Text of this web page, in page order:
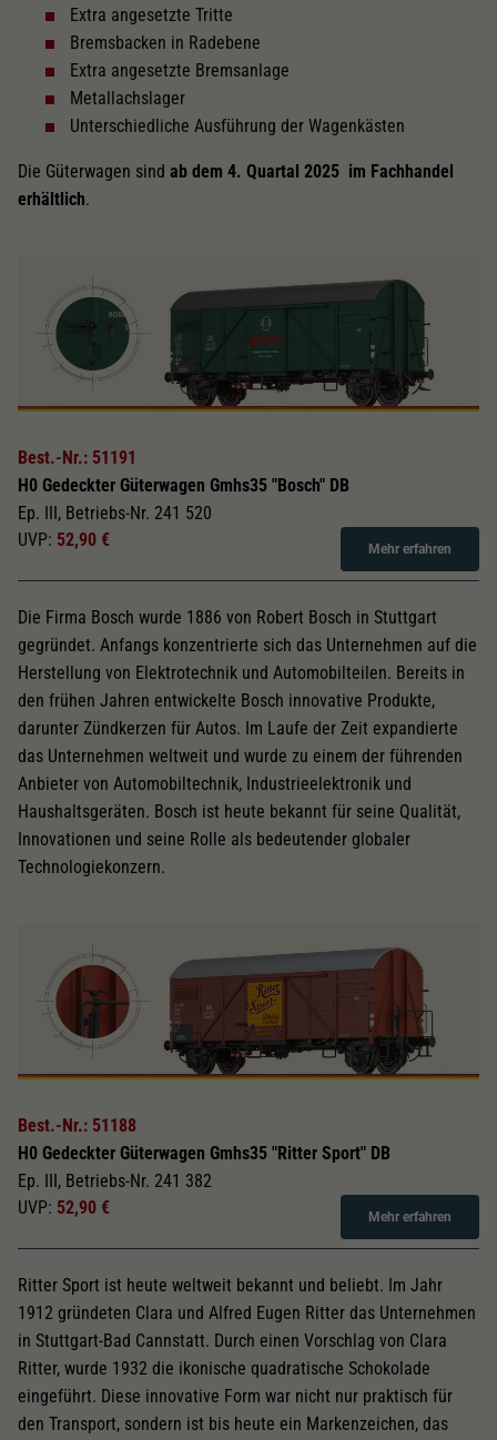
Extra angesetzte Tritte
Bremsbacken in Radebene
Extra angesetzte Bremsanlage
Metallachslager
Unterschiedliche Ausführung der Wagenkästen
Die Güterwagen sind ab dem 4. Quartal 2025 im Fachhandel
erhältlich.
Best.-Nr.: 51191
H0 Gedeckter Güterwagen Gmhs35 "Bosch" DB
Ep. III, Betriebs-Nr. 241 520
UVP: 52,90 € Mehr erfahren
Die Firma Bosch wurde 1886 von Robert Bosch in Stuttgart
gegründet. Anfangs konzentrierte sich das Unternehmen auf die
Herstellung von Elektrotechnik und Automobilteilen. Bereits in
den frühen Jahren entwickelte Bosch innovative Produkte,
darunter Zündkerzen für Autos. Im Laufe der Zeit expandierte
das Unternehmen weltweit und wurde zu einem der führenden
Anbieter von Automobiltechnik, Industrieelektronik und
Haushaltsgeräten. Bosch ist heute bekannt für seine Qualität,
Innovationen und seine Rolle als bedeutender globaler
Technologiekonzern.
Best.-Nr.: 51188
H0 Gedeckter Güterwagen Gmhs35 "Ritter Sport" DB
Ep. III, Betriebs-Nr. 241 382
UVP: 52,90 € Mehr erfahren
Ritter Sport ist heute weltweit bekannt und beliebt. Im Jahr
1912 gründeten Clara und Alfred Eugen Ritter das Unternehmen
in Stuttgart-Bad Cannstatt. Durch einen Vorschlag von Clara
Ritter, wurde 1932 die ikonische quadratische Schokolade
eingeführt. Diese innovative Form war nicht nur praktisch für
den Transport, sondern ist bis heute ein Markenzeichen, das